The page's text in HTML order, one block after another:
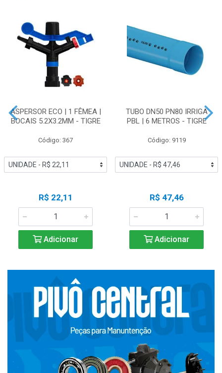
ASPERSOR ECO | 1 FÊMEA |
BOCAIS 5.2X3.2MM - TIGRE
Código: 367
R$ 22,11
Adicionar
TUBO DN50 PN80 IRRIGA
PBL | 6 METROS - TIGRE
Código: 9119
R$ 47,46
Adicionar